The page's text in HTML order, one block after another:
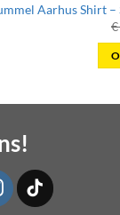
Aarhus Shirt
€